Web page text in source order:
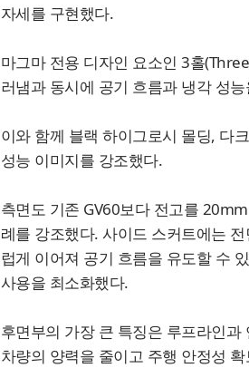
자세를 구현했다.
마그마 전용 디자인 요소인 3홀
러냄과 동시에 공기 흐름과 냉각 성
이와 함께 블랙 하이그로시 몰딩, 다
성능 이미지를 강조했다.
측면도 기존 GV60보다 전고를
례를 강조했다. 사이드 스커트에는
럽게 이어져 공기 흐름을 유도할 수
사용을 최소화했다.
후면부의 가장 큰 특징은 루프라인
차량의 양력을 줄이고 주행 안정성